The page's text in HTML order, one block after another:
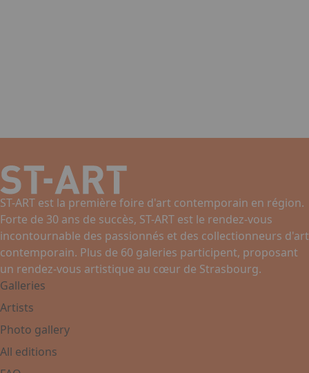
ST-ART est la première foire d'art contemporain en région.
Forte de 30 ans de succès, ST-ART est le rendez-vous
incontournable des passionnés et des collectionneurs d'art
contemporain. Plus de 60 galeries participent, proposant
un rendez-vous artistique au cœur de Strasbourg.
Galleries
Artists
Photo gallery
All editions